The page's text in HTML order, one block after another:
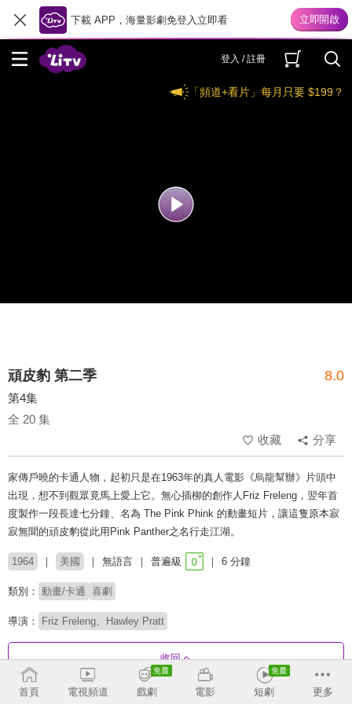
下載 APP，海量影劇免登入立即看
登入 / 註冊
「頻道+看片」每月只要 $199？
頑皮豹 第二季 8.0
第4集
全 20 集
收藏
分享
家傳戶曉的卡通人物，起初只是在1963年的真人電影《烏龍幫辦》片頭中
出現，想不到觀眾竟馬上愛上它。無心插柳的創作人Friz Freleng，翌年首
度製作一段長達七分鐘、名為 The Pink Phink 的動畫短片，讓這隻原本寂
寂無聞的頑皮豹從此用Pink Panther之名行走江湖。
1964 美國 無語言 普遍級 6 分鐘
類別： 動畫/卡通 喜劇
導演： Friz Freleng、Hawley Pratt
收回
首頁 電視頻道 戲劇 電影 短劇 更多